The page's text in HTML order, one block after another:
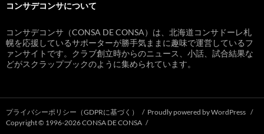
コンサデコンサについて
コンサデコンサ（CONSA DE CONSA）は、北海道コンサドーレ札
幌を応援しているサポーターが勝手気ままに趣味で運営しているフ
ァンサイトです。クラブ創立時からのニュース、小話、試合結果な
どがスクラップブックのように集められています。
プライバシーポリシー（GDPRに基づく）
Proudly powered by WordPress
Copyright © 1996-2026 CONSA DE CONSA